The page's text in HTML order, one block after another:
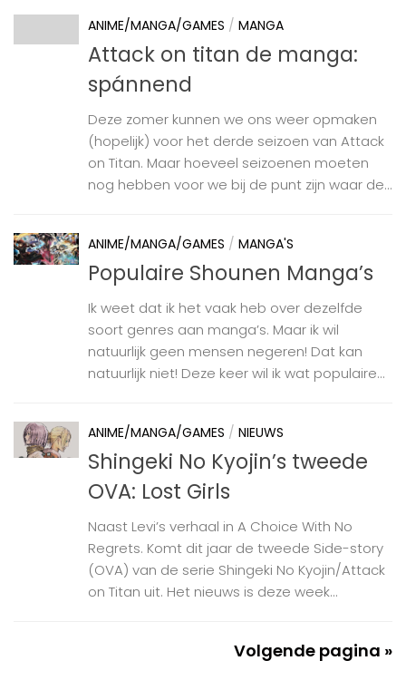
ANIME/MANGA/GAMES / MANGA
Attack on titan de manga:
spánnend
Deze zomer kunnen we ons weer opmaken
(hopelijk) voor het derde seizoen van Attack
on Titan. Maar hoeveel seizoenen moeten
nog hebben voor we bij de punt zijn waar de...
ANIME/MANGA/GAMES / MANGA'S
Populaire Shounen Manga’s
Ik weet dat ik het vaak heb over dezelfde
soort genres aan manga’s. Maar ik wil
natuurlijk geen mensen negeren! Dat kan
natuurlijk niet! Deze keer wil ik wat populaire...
ANIME/MANGA/GAMES / NIEUWS
Shingeki No Kyojin’s tweede
OVA: Lost Girls
Naast Levi’s verhaal in A Choice With No
Regrets. Komt dit jaar de tweede Side-story
(OVA) van de serie Shingeki No Kyojin/Attack
on Titan uit. Het nieuws is deze week...
Volgende pagina »